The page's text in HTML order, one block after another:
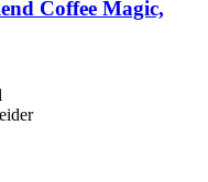
Coffee Magic,